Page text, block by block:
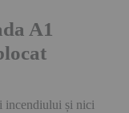
A1
incendiului și nici